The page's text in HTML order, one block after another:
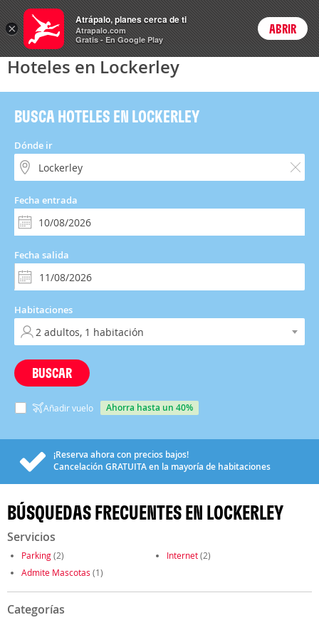
Hoteles Login
Hoteles en Lockerley
BUSCA HOTELES EN LOCKERLEY
Dónde ir
Fecha entrada
Fecha salida
Habitaciones
BUSCAR
Añadir vuelo ahorra hasta un 40%
¡Reserva ahora con precios bajos!
Cancelación GRATUITAen la mayoría de habitaciones
BÚSQUEDAS FRECUENTES EN LOCKERLEY
Servicios
Parking(2) Internet(2)
Admite Mascotas (1)
Categorías
×
Atrápalo, planes cerca de ti
Atrapalo.com
Gratis - En Google Play
ABRIR